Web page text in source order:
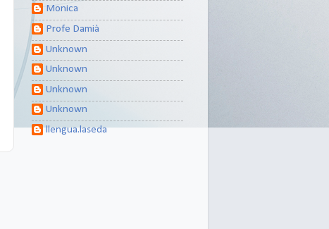
Monica
Profe Damià
Unknown
Unknown
Unknown
Unknown
llengua.laseda